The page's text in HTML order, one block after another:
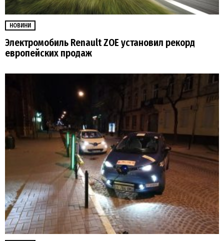
НОВИНИ
Электромобиль Renault ZOE установил рекорд
европейских продаж